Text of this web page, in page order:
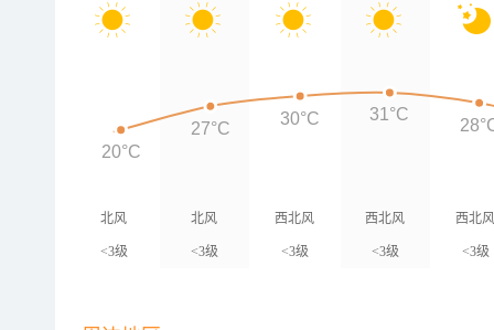
北风
<3级
北风
<3级
西北风
<3级
西北风
<3级
西北
<3级
20°C
27°C
30°C 31°C